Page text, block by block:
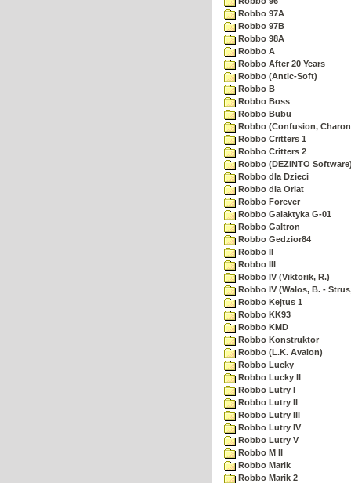
Robbo 97A
Robbo 97B
Robbo 98A
Robbo A
Robbo After 20 Years
Robbo (Antic-Soft)
Robbo B
Robbo Boss
Robbo Bubu
Robbo (Confusion,
Robbo Critters 1
Robbo Critters 2
Robbo (DEZINTO
Robbo dla Dzieci
Robbo dla Orlat
Robbo Forever
Robbo Galaktyka G-01
Robbo Galtron
Robbo Gedzior84
Robbo II
Robbo III
Robbo IV (Viktorik, R.)
Robbo IV (Walos, B. -
Robbo Kejtus 1
Robbo KK93
Robbo KMD
Robbo Konstruktor
Robbo (L.K. Avalon)
Robbo Lucky
Robbo Lucky II
Robbo Lutry I
Robbo Lutry II
Robbo Lutry III
Robbo Lutry IV
Robbo Lutry V
Robbo M II
Robbo Marik
Robbo Marik 2